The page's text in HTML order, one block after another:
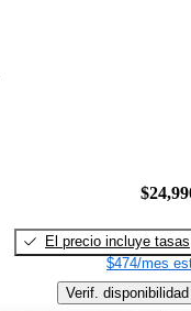
El precio incluye tasas
$474/mes
Verif. disponibilidad